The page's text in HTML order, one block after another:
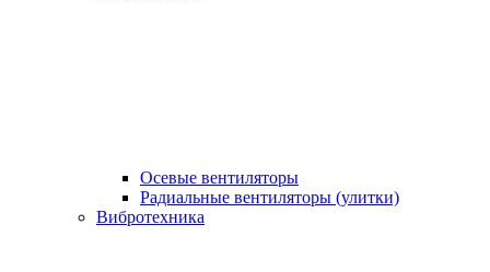
Осевые вентиляторы
Радиальные вентиляторы (улитки)
Вибротехника